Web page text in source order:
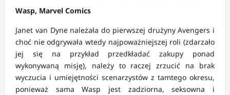
Wasp, Marvel Comics
Janet van Dyne należała do pierwszej drużyny Avengers i
choć nie odgrywała wtedy najpoważniejszej roli (zdarzało
jej się na przykład przedkładać zakupy ponad
wykonywaną misję), należy to raczej zrzucić na brak
wyczucia i umiejętności scenarzystów z tamtego okresu,
ponieważ sama Wasp jest zadziorna, seksowna i